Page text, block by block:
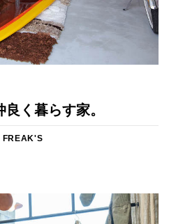
く暮らす家。
FREAK'S